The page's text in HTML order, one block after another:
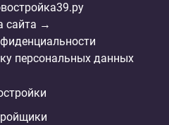
сайта →
персональных данных